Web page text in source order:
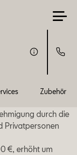
Zubehör
durch die
Privatpersonen
€, erhöht um